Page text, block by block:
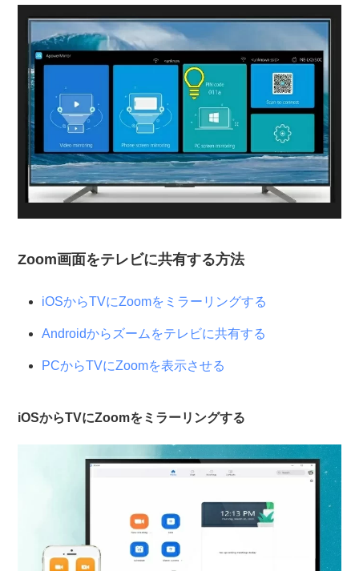
Zoom画面をテレビに共有する方法
iOSからTVにZoomをミラーリングする
Androidからズームをテレビに共有する
PCからTVにZoomを表示させる
iOSからTVにZoomをミラーリングする